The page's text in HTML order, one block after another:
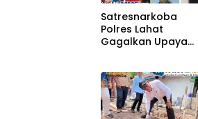
Satresnarkoba
Polres Lahat
Gagalkan Upaya
Pelaku Diamankan